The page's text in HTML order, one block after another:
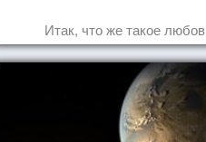
Итак, что же такое